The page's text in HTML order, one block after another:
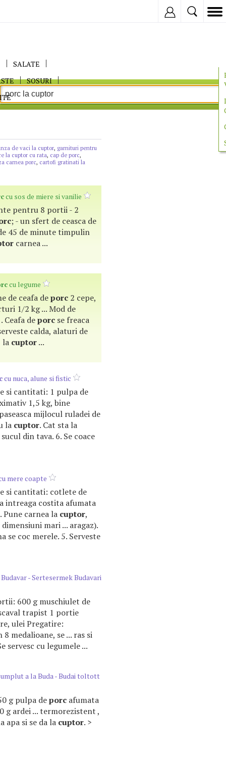
SALATE
SOSURI
de vaci la cuptor, garnituri pentru
la cuptor cu rata, cap de porc,
carnea porc, cartofi gratinati la
cu sos de miere si vanilie
pentru 8 portii - 2
; - un sfert de ceasca de
45 de minute timpulin
carnea ...
cu legume
de ceafa deporc 2 cepe,
1/2 kg ... Mod de
Ceafa deporc se freaca
calda, alaturi de
la cuptor...
cu nuca, alune si fistic
si cantitati: 1 pulpa de
1,5 kg, bine
mijlocul ruladei de
la cuptor. Cat sta la
din tava. 6. Se coace
mere coapte
si cantitati: cotlete de
intreaga costita afumata
Pune carnea la cuptor,
mari ... aragaz).
se coc merele. 5. Serveste
- Sertesermek Budavari
600 g muschiulet de
trapist 1 portie
ulei Pregatire:
medalioane, se ... ras si
servesc cu legumele ...
a la Buda - Budai toltott
g pulpa deporc afumata
g ardei ... termorezistent ,
apa si se da la cuptor. >